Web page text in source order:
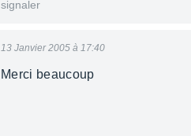
signaler
13 Janvier 2005 à 17:40
Merci beaucoup